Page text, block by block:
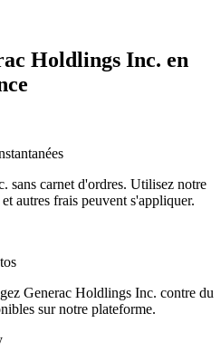
Holdlings Inc. en
sans carnet d'ordres. Utilisez notre
autres frais peuvent s'appliquer.
Generac Holdlings Inc. contre du
sur notre plateforme.